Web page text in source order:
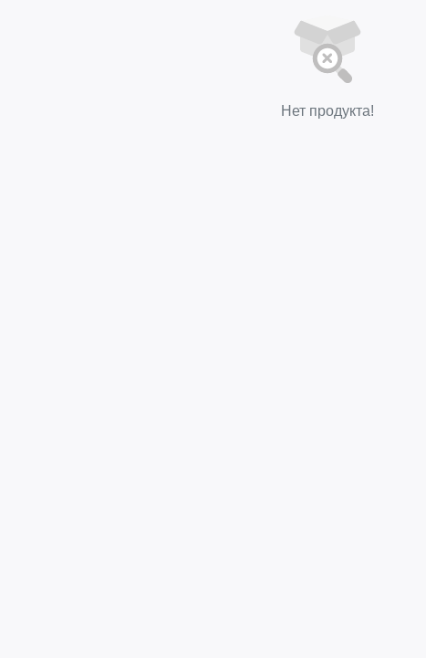
Нет продукта!